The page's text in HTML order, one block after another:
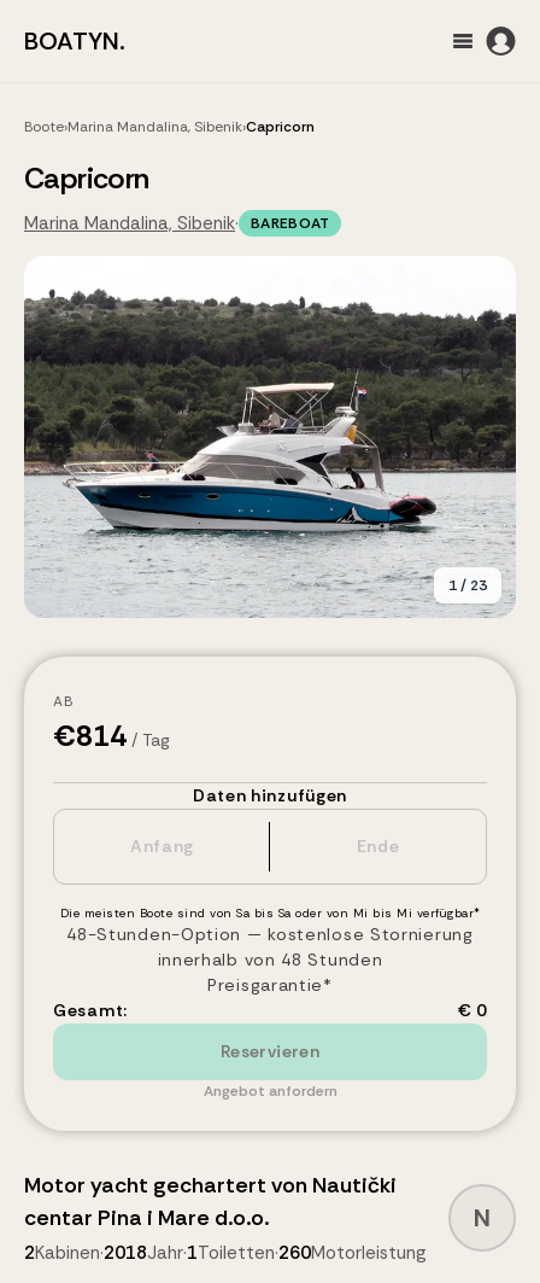
BOATYN.
Boote›Marina Mandalina, Sibenik›Capricorn
Capricorn
Marina Mandalina, Sibenik· BAREBOAT
1/ 23
AB
€814 / Tag
Daten hinzufügen
Die meisten Boote sind von Sa bis Sa oder von Mi bis Mi verfügbar*
48-Stunden-Option — kostenlose Stornierung
innerhalb von 48 Stunden
Preisgarantie*
Gesamt:
€ 0
Reservieren
Angebot anfordern
Motor yacht gechartert von Nautički
centar Pina i Mare d.o.o.
2Kabinen·2018Jahr·1Toiletten·260Motorleistung
N